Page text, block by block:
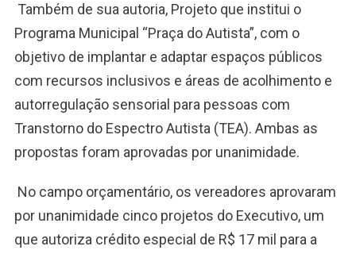
Também de sua autoria, Projeto que institui o
Programa Municipal “Praça do Autista”, com o
objetivo de implantar e adaptar espaços públicos
com recursos inclusivos e áreas de acolhimento e
autorregulação sensorial para pessoas com
Transtorno do Espectro Autista (TEA). Ambas as
propostas foram aprovadas por unanimidade.
No campo orçamentário, os vereadores aprovaram
por unanimidade cinco projetos do Executivo, um
que autoriza crédito especial de R$ 17 mil para a